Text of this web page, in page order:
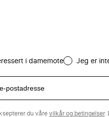
i damemote Jeg er
du våre vilkår og betingelser.